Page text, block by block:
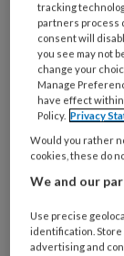
Wat
is
je
e-
* *
Kies
je
Kies
je
Bij
tracking
partners process
consent will
you see may not
change your
Manage
have effect
Policy. Privacy
Would you rather
cookies, these do
We and our
Use precise
identification. Store
advertising and